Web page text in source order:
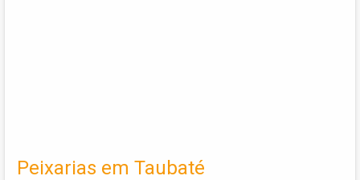
Peixarias em Taubaté